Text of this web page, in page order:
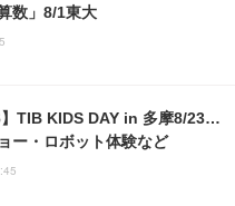
数」8/1東大
】TIB KIDS DAY in 多摩8/23…
ー・ロボット体験など